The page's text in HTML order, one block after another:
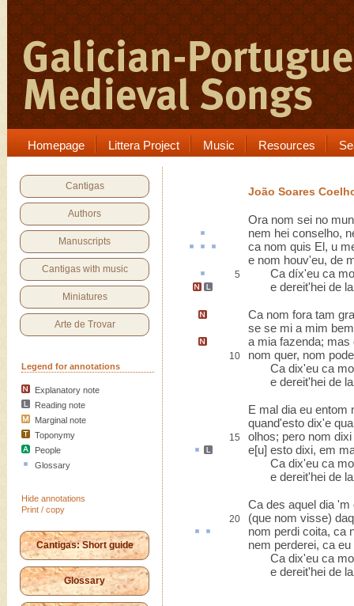
Homepage Littera Project Music Resources
Cantigas
Authors
Manuscripts
Cantigas with music
Miniatures
Arte de Trovar
Legend for annotations
Explanatory note
Reading note
Marginal note
Toponymy
People
Glossary
Hide annotations
Print / copy
Cantigas: Short guide
Glossary
João Soares
Ora nom sei no
nem hei conselho,
ca nom quis El, u
e nom houv'eu, de
5
Ca díx'eu ca
e dereit'hei de
Ca nom fora tam
se se mi a mim
a mia fazenda; mas
10
nom quer, nom
Ca dix'eu ca
e dereit'hei de
E mal dia eu entom
quand'esto dix'e
15
olhos; pero nom
e[u] esto dixi, em
Ca dix'eu ca
e dereit'hei de
Ca des aquel dia 'm
20
(que nom visse)
nom perdi coita, ca
nem perderei, ca
Ca dix'eu ca
e dereit'hei de